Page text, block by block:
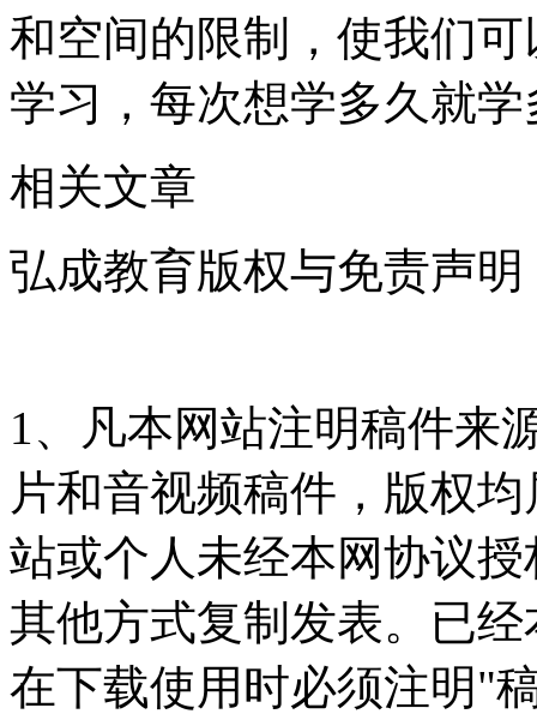
和空间的限制，使我们
学习，每次想学多久就
相关文章
弘成教育版权与免责声明
1、凡本网站注明稿件来
片和音视频稿件，版权
站或个人未经本网协议
其他方式复制发表。已
在下载使用时必须注明"